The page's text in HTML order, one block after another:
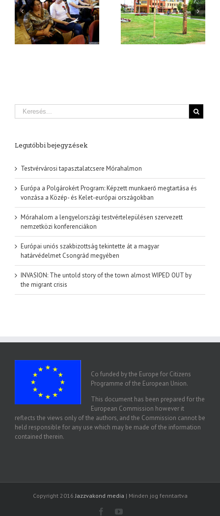
Európa a
Polgárokért
Program: Képzett
munkaerő
Mórahalom a
lengyelországi
testvértelepülésen
szervezett
Legutóbbi bejegyzések
Testvérvárosi tapasztalatcsere Mórahalmon
Európa a Polgárokért Program: Képzett munkaerő megtartása és
vonzása a Közép- és Kelet-európai országokban
Mórahalom a lengyelországi testvértelepülésen szervezett
nemzetközi konferenciákon
Európai uniós szakbizottság tekintette át a magyar
határvédelmet Csongrád megyében
INVASION: The untold story of the town almost WIPED OUT by
the migrant crisis
Co funded by the Europe for Citizens
Programme of the European Union.
This document has been prepared for the
European Commission however it
reflects the views only of the authors, and the Commission cannot be
held responsible for any use which may be made of the information
contained therein.
Copyright 2016Jazzvakond media | Minden jog fenntartva
FacebookYoutube